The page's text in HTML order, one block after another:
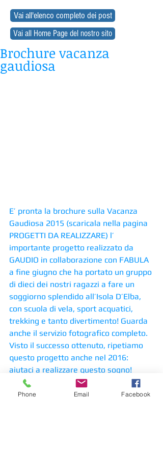
Vai all'elenco completo dei post
Vai all Home Page del nostro sito
Brochure vacanza
gaudiosa
E’ pronta la brochure sulla Vacanza
Gaudiosa 2015 (scaricala nella pagina
PROGETTI DA REALIZZARE) l’
importante progetto realizzato da
GAUDIO in collaborazione con FABULA
a fine giugno che ha portato un gruppo
di dieci dei nostri ragazzi a fare un
soggiorno splendido all’Isola D’Elba,
con scuola di vela, sport acquatici,
trekking e tanto divertimento! Guarda
anche il servizio fotografico completo.
Visto il successo ottenuto, ripetiamo
questo progetto anche nel 2016:
aiutaci a realizzare questo sogno!
eventi, corsi, attività organizzati
Phone Email Facebook